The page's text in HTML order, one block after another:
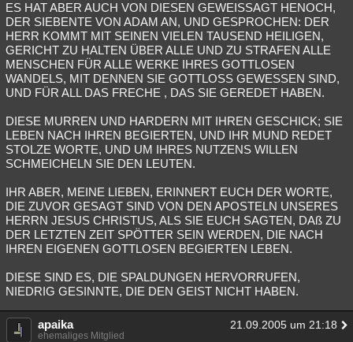
ES HAT ABER AUCH VON DIESEN GEWEISSAGT HENOCH,
DER SIEBENTE VON ADAM AN, UND GESPROCHEN: DER
HERR KOMMT MIT SEINEN VIELEN TAUSEND HEILIGEN,
GERICHT ZU HALTEN ÜBER ALLE UND ZU STRAFEN ALLE
MENSCHEN FÜR ALLE WERKE IHRES GOTTLOSEN
WANDELS, MIT DENNEN SIE GOTTLOSS GEWESSEN SIND,
UND FÜR ALL DAS FRECHE , DAS SIE GEREDET HABEN.
DIESE MURREN UND HARDERN MIT IHREN GESCHICK; SIE
LEBEN NACH IHREN BEGIERTEN, UND IHR MUND REDET
STOLZE WORTE, UND UM IHRES NUTZENS WILLEN
SCHMEICHELN SIE DEN LEUTEN.
IHR ABER, MEINE LIEBEN, ERINNERT EUCH DER WORTE,
DIE ZUVOR GESAGT SIND VON DEN APOSTELN UNSERES
HERRN JESUS CHRISTUS, ALS SIE EUCH SAGTEN, DAß ZU
DER LETZTEN ZEIT SPÖTTER SEIN WERDEN, DIE NACH
IHREN EIGENEN GOTTLOSEN BEGIERTEN LEBEN.
DIESE SIND ES, DIE SPALDUNGEN HERVORRUFEN,
NIEDRIG GESINNTE, DIE DEN GEIST NICHT HABEN.
apaika 21.09.2005 um 21:18
ehemaliges Mitglied